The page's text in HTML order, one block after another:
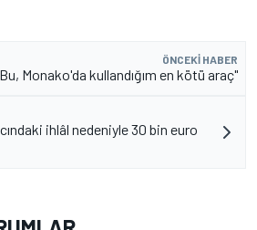
ÖNCEKI HABER
Monako'da kullandığım en kötü araç"
ihlâl nedeniyle 30 bin euro